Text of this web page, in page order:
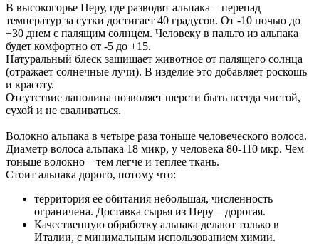
В высокогорье Перу, где разводят альпака – перепад
температур за сутки достигает 40 градусов. От -10 ночью до
+30 днем с палящим солнцем. Человеку в пальто из альпака
будет комфортно от -5 до +15.
Натуральный блеск защищает животное от палящего солнца
(отражает солнечные лучи). В изделие это добавляет роскошь
и красоту.
Отсутствие ланолина позволяет шерсти быть всегда чистой,
сухой и не сваливаться.
Волокно альпака в четыре раза тоньше человеческого волоса.
Диаметр волоса альпака 18 микр, у человека 80-110 мкр. Чем
тоньше волокно – тем легче и теплее ткань.
Стоит альпака дорого, потому что:
территория ее обитания небольшая, численность
ограничена. Доставка сырья из Перу – дорогая.
Качественную обработку альпака делают только в
Италии, с минимальным использованием химии.